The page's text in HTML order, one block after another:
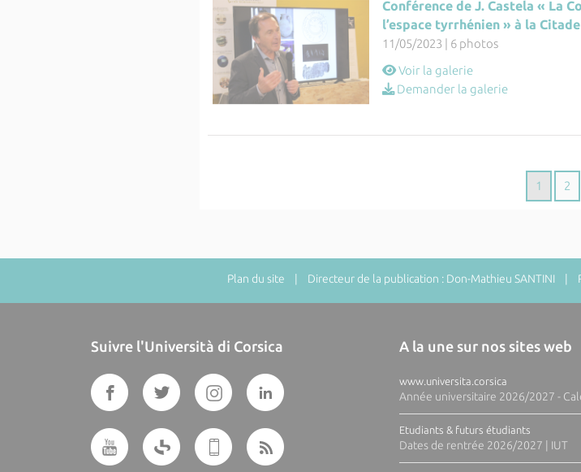
Conférence de J. Castela « La
l’espace tyrrhénien » à la
11/05/2023 | 6 photos
Voir la galerie
Demander la galerie
1 2
Plan du site | Directeur de la publication : Don-Mathieu SANTINI |
Suivre l'Università di Corsica A la une sur nos sites web
www.universita.corsica
Année universitaire 2026/2027 -
Etudiants & futurs étudiants
Dates de rentrée 2026/2027 | IUT